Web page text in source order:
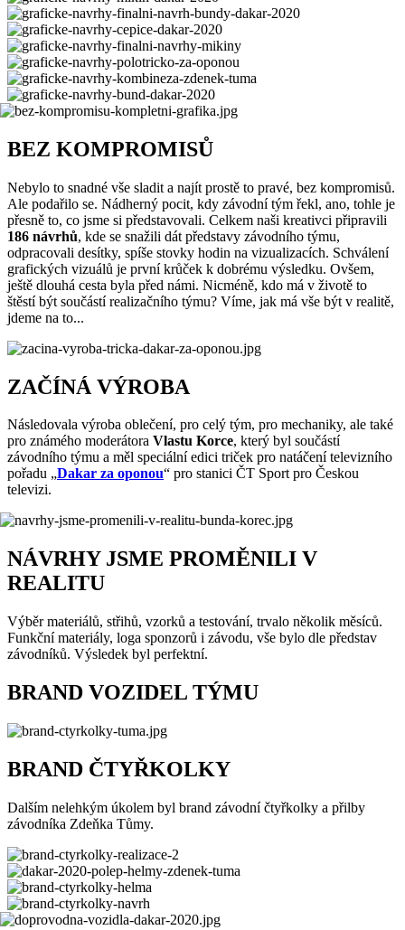
BEZ KOMPROMISŮ
Nebylo to snadné vše sladit a najít prostě to pravé, bez kompromisů.
Ale podařilo se. Nádherný pocit, kdy závodní tým řekl, ano, tohle je
přesně to, co jsme si představovali. Celkem naši kreativci připravili
186 návrhů, kde se snažili dát představy závodního týmu,
odpracovali desítky, spíše stovky hodin na vizualizacích. Schválení
grafických vizuálů je první krůček k dobrému výsledku. Ovšem,
ještě dlouhá cesta byla před námi. Nicméně, kdo má v životě to
štěstí být součástí realizačního týmu? Víme, jak má vše být v realitě,
jdeme na to...
ZAČÍNÁ VÝROBA
Následovala výroba oblečení, pro celý tým, pro mechaniky, ale také
pro známého moderátora Vlastu Korce, který byl součástí
závodního týmu a měl speciální edici triček pro natáčení televizního
pořadu „Dakar za oponou“ pro stanici ČT Sport pro Českou
televizi.
NÁVRHY JSME PROMĚNILI V
REALITU
Výběr materiálů, střihů, vzorků a testování, trvalo několik měsíců.
Funkční materiály, loga sponzorů i závodu, vše bylo dle představ
závodníků. Výsledek byl perfektní.
BRAND VOZIDEL TÝMU
BRAND ČTYŘKOLKY
Dalším nelehkým úkolem byl brand závodní čtyřkolky a přilby
závodníka Zdeňka Tůmy.